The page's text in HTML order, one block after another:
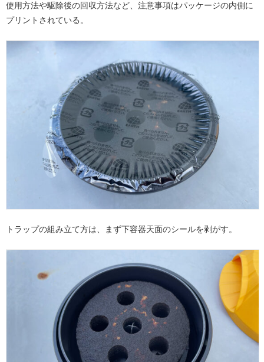
使用方法や駆除後の回収方法など、注意事項はパッケージの内側に
プリントされている。
トラップの組み立て方は、まず下容器天面のシールを剥がす。